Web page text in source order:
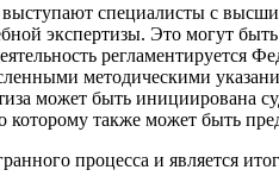
специалисты с
экспертизы. Это могут
регламентируется
методическими
может быть инициирована
также может быть
процесса и является